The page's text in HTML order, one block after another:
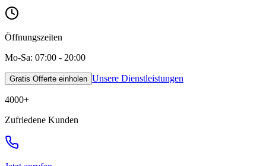
Öffnungszeiten
Mo-Sa: 07:00 - 20:00
Gratis Offerte einholen Unsere Dienstleistungen
4000+
Zufriedene Kunden